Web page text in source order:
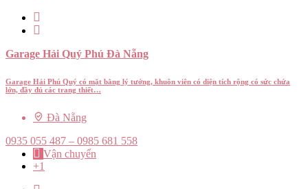
Garage Hải Quý Phú Đà Nẵng
Garage Hải Phú Quý có mặt bằng lý tưởng, khuôn viên có diện tích rộng có sức chứa
lớn, đầy đủ các trang thiết…
Đà Nẵng
0935 055 487 – 0985 681 558
Vận chuyển
+1